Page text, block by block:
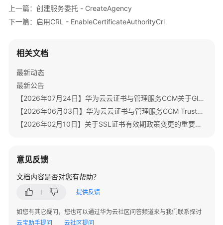
上一篇：创建服务委托 - CreateAgency
下一篇：启用CRL - EnableCertificateAuthorityCrl
相关文档
最新动态
最新公告
【2026年07月24日】华为云云证书与管理服务CCM关于GlobalSign根证书体系迁移通知
【2026年06月03日】华为云云证书与管理服务CCM TrustAsia品牌证书停售通知
【2026年02月10日】关于SSL证书有效期政策变更的重要通知
意见反馈
文档内容是否对您有帮助？
提供反馈
如您有其它疑问，您也可以通过华为云社区问答频道来与我们联系探讨
云宝助手提问
云社区提问